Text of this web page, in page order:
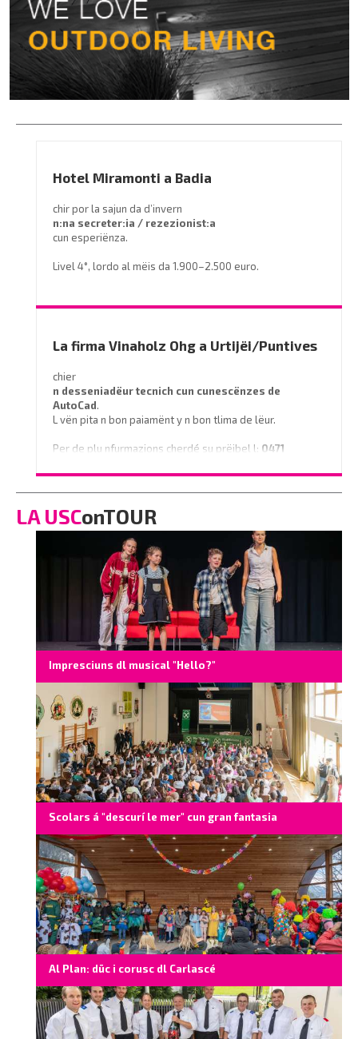
Hotel Miramonti a Badia
chir por la sajun da d’invern
n:na secreter:ia / rezezionist:a
cun esperiënza.
Livel 4°, lordo al mëis da 1.900–2.500 euro.
info@miramontihotel.it
o telefoné al
La firma Vinaholz Ohg a Urtijëi/Puntives
chier
n desseniadëur tecnich cun cunescënzes de
AutoCad.
L vën pita n bon paiamënt y n bon tlima de lëur.
Per de plu nfurmazions cherdé su prëibel l: 0471
o scrì na e-mail a
info@vinaholz.com
LA USConTOUR
Impresciuns dl musical "Hello?"
Scolars á "descurí le mer" cun gran fantasia
Al Plan: düc i corusc dl Carlascé